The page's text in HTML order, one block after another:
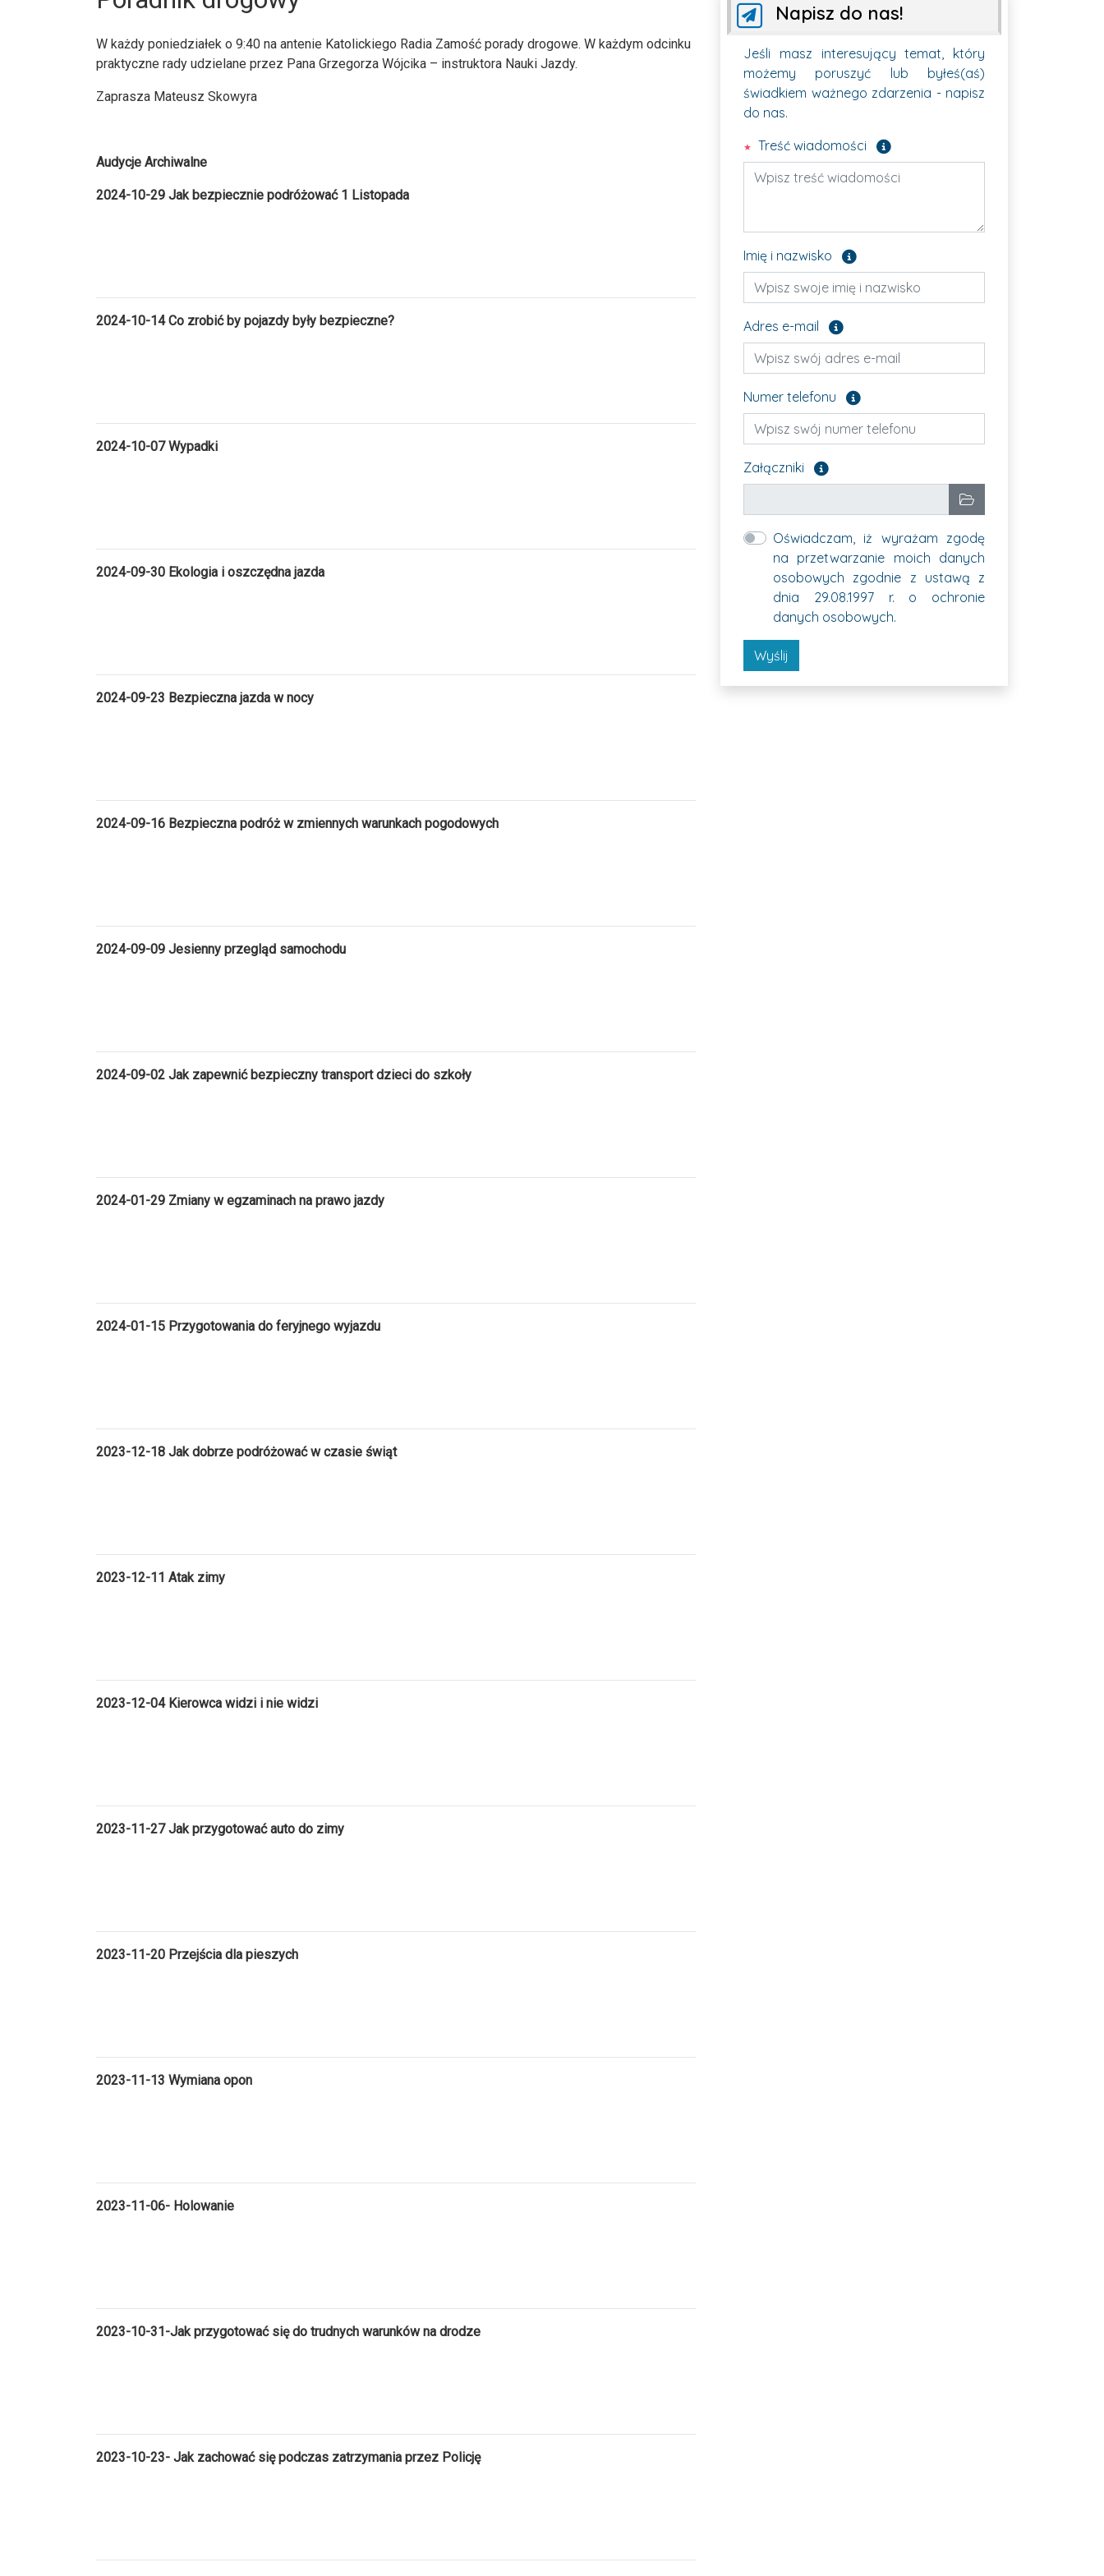
W każdy poniedziałek o 9:40 na antenie Katolickiego Radia Zamość porady drogowe. W każdym odcinku
praktyczne rady udzielane przez Pana Grzegorza Wójcika – instruktora Nauki Jazdy.
Zaprasza Mateusz Skowyra
Audycje Archiwalne
2024-10-29 Jak bezpiecznie podróżować 1 Listopada
2024-10-14 Co zrobić by pojazdy były bezpieczne?
2024-10-07 Wypadki
2024-09-30 Ekologia i oszczędna jazda
2024-09-23 Bezpieczna jazda w nocy
2024-09-16 Bezpieczna podróż w zmiennych warunkach pogodowych
2024-09-09 Jesienny przegląd samochodu
2024-09-02 Jak zapewnić bezpieczny transport dzieci do szkoły
2024-01-29 Zmiany w egzaminach na prawo jazdy
2024-01-15 Przygotowania do feryjnego wyjazdu
2023-12-18 Jak dobrze podróżować w czasie świąt
2023-12-11 Atak zimy
2023-12-04 Kierowca widzi i nie widzi
2023-11-27 Jak przygotować auto do zimy
2023-11-20 Przejścia dla pieszych
2023-11-13 Wymiana opon
2023-11-06- Holowanie
2023-10-31-Jak przygotować się do trudnych warunków na drodze
2023-10-23- Jak zachować się podczas zatrzymania przez Policję
Napisz do nas!
Jeśli masz interesujący temat, który
możemy poruszyć lub byłeś(aś)
świadkiem ważnego zdarzenia - napisz
do nas.
Treść wiadomości
Pole wymagane
Imię i nazwisko Pole opcjonalne
Adres e-mail Pole opcjonalne
Numer telefonu Pole opcjonalne
Załączniki Załącz pliki, które chcesz wysłać. Pole opcjonalne
Wybierz pliki
Oświadczam, iż wyrażam zgodę
na przetwarzanie moich danych
osobowych zgodnie z ustawą z
dnia 29.08.1997 r. o ochronie
danych osobowych.
Wyślij